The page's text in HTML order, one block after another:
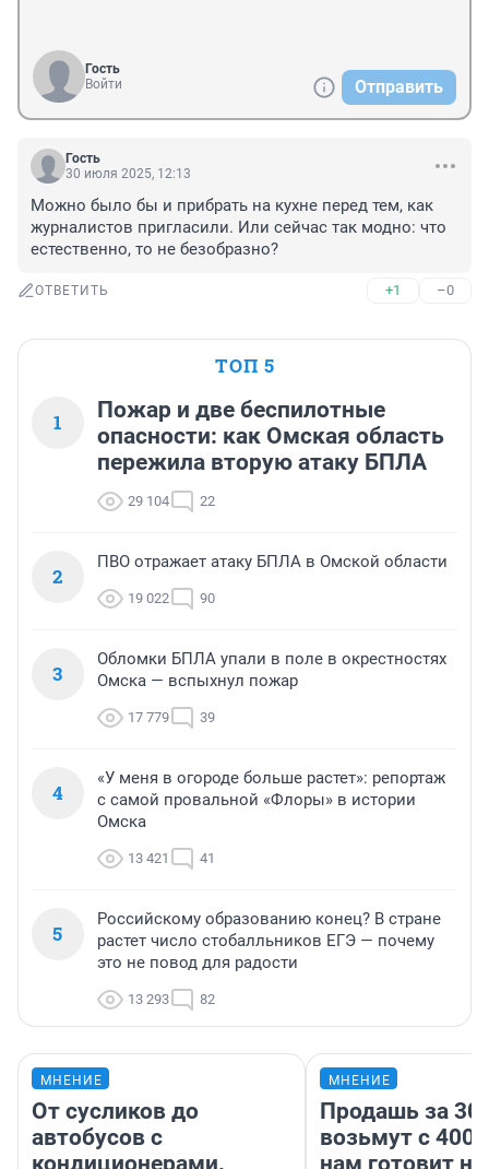
Гость
Войти
Отправить
Гость
30 июля 2025, 12:13
Можно было бы и прибрать на кухне перед тем, как
журналистов пригласили. Или сейчас так модно: что
естественно, то не безобразно?
ОТВЕТИТЬ +1 –0
ТОП 5
1
Пожар и две беспилотные
опасности: как Омская область
пережила вторую атаку БПЛА
29 104 22
2
ПВО отражает атаку БПЛА в Омской области
19 022 90
3
Обломки БПЛА упали в поле в окрестностях
Омска — вспыхнул пожар
17 779 39
4
«У меня в огороде больше растет»: репортаж
с самой провальной «Флоры» в истории
Омска
13 421 41
5
Российскому образованию конец? В стране
растет число стобалльников ЕГЭ — почему
это не повод для радости
13 293 82
МНЕНИЕ
От сусликов до
автобусов с
кондиционерами.
МНЕНИЕ
Продашь за
возьмут с
нам готовит